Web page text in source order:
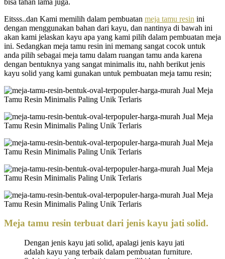
Eitsss..dan Kami memilih dalam pembuatan meja tamu resin ini
dengan menggunakan bahan dari kayu, dan nantinya di bawah ini
akan kami jelaskan kayu apa yang kami pilih dalam pembuatan meja
ini. Sedangkan meja tamu resin ini memang sangat cocok untuk
anda pilih sebagai meja tamu dalam ruangan tamu anda karena
dengan bentuknya yang sangat minimalis itu, nahh berikut jenis
kayu solid yang kami gunakan untuk pembuatan meja tamu resin;
Meja tamu resin terbuat dari jenis kayu jati solid.
Dengan jenis kayu jati solid, apalagi jenis kayu jati
adalah kayu yang terbaik dalam pembuatan furniture.